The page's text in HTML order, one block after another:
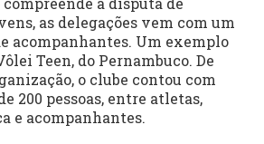
as delegações vem com um
acompanhantes. Um exemplo
Teen, do Pernambuco. De
o clube contou com
200 pessoas, entre atletas,
e acompanhantes.